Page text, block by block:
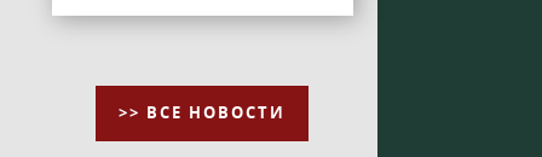
>> ВСЕ НОВОСТИ